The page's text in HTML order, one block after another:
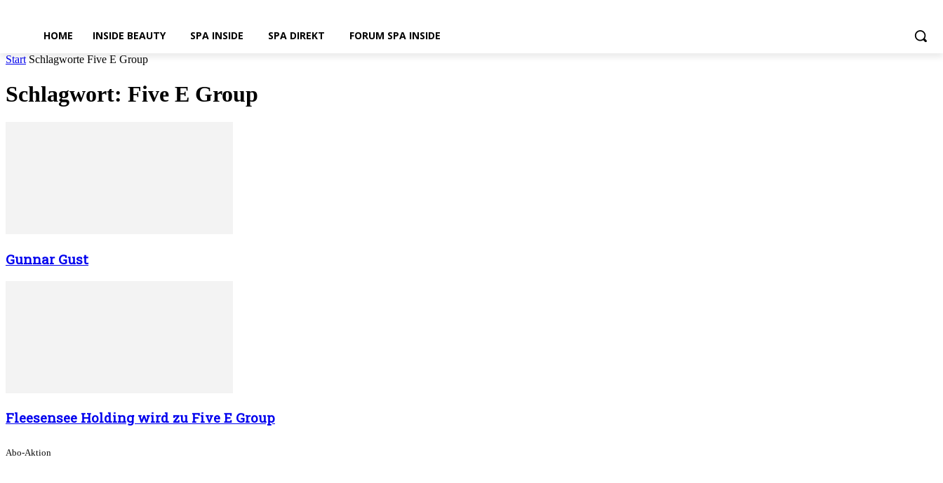
HOME INSIDE BEAUTY SPA INSIDE SPA DIREKT FORUM SPA INSIDE
Start Schlagworte Five E Group
Schlagwort: Five E Group
Gunnar Gust
Fleesensee Holding wird zu Five E Group
Abo-Aktion